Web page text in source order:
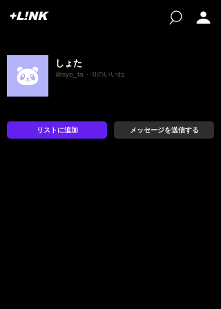
+L!NK
しょた
@syo_ta・ 0のいいね
リストに追加 メッセージを送信する